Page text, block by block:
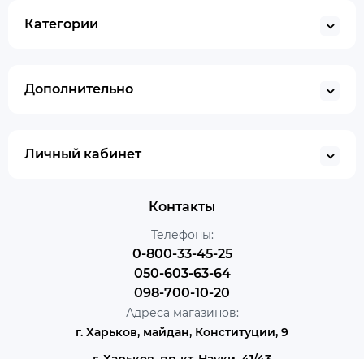
Категории
Дополнительно
Личный кабинет
Контакты
Телефоны:
0-800-33-45-25
050-603-63-64
098-700-10-20
Адреса магазинов:
г. Харьков, майдан, Конституции, 9